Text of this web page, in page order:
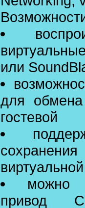
или
для
гостевой
можно
привод